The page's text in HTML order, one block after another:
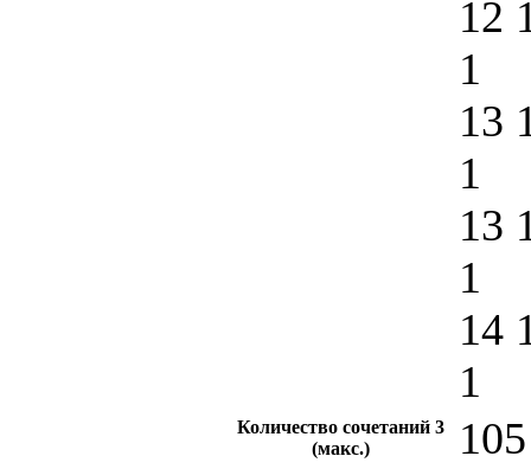
12
1
13
1
13
1
14
1
Количество сочетаний 3
(макс.)